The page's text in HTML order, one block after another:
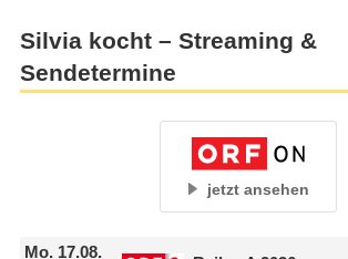
Silvia kocht – Streaming &
Sendetermine
jetzt ansehen
Mo.17.08.